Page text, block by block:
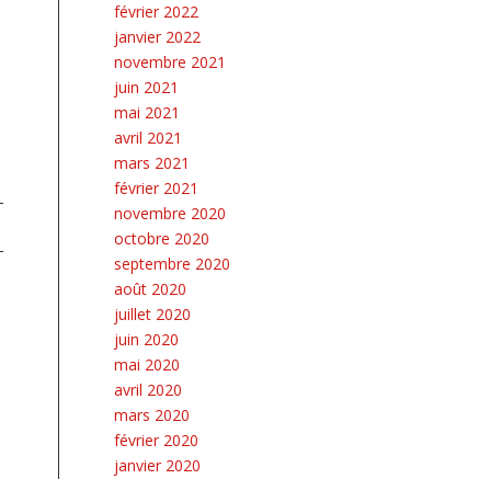
février 2022
janvier 2022
novembre 2021
juin 2021
mai 2021
avril 2021
mars 2021
février 2021
novembre 2020
octobre 2020
septembre 2020
août 2020
juillet 2020
juin 2020
mai 2020
avril 2020
mars 2020
février 2020
janvier 2020